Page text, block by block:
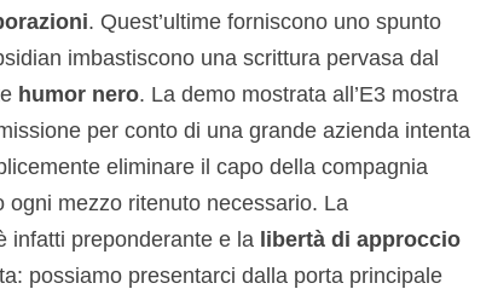
. Quest’ultime forniscono uno spunto
imbastiscono una scrittura pervasa dal
humor nero. La demo mostrata all’E3 mostra
per conto di una grande azienda intenta
eliminare il capo della compagnia
mezzo ritenuto necessario. La
infatti preponderante e la libertà di approccio
possiamo presentarci dalla porta principale